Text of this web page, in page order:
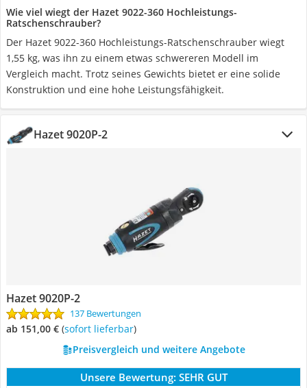
Wie viel wiegt der Hazet 9022-360 Hochleistungs-
Ratschenschrauber?
Der Hazet 9022-360 Hochleistungs-Ratschenschrauber wiegt
1,55 kg, was ihn zu einem etwas schwereren Modell im
Vergleich macht. Trotz seines Gewichts bietet er eine solide
Konstruktion und eine hohe Leistungsfähigkeit.
Hazet 9020P-2
Hazet 9020P-2
137 Bewertungen
ab 151,00 € ( Sofort lieferbar)
Preisvergleich und weitere Angebote
Unsere Bewertung: SEHR GUT